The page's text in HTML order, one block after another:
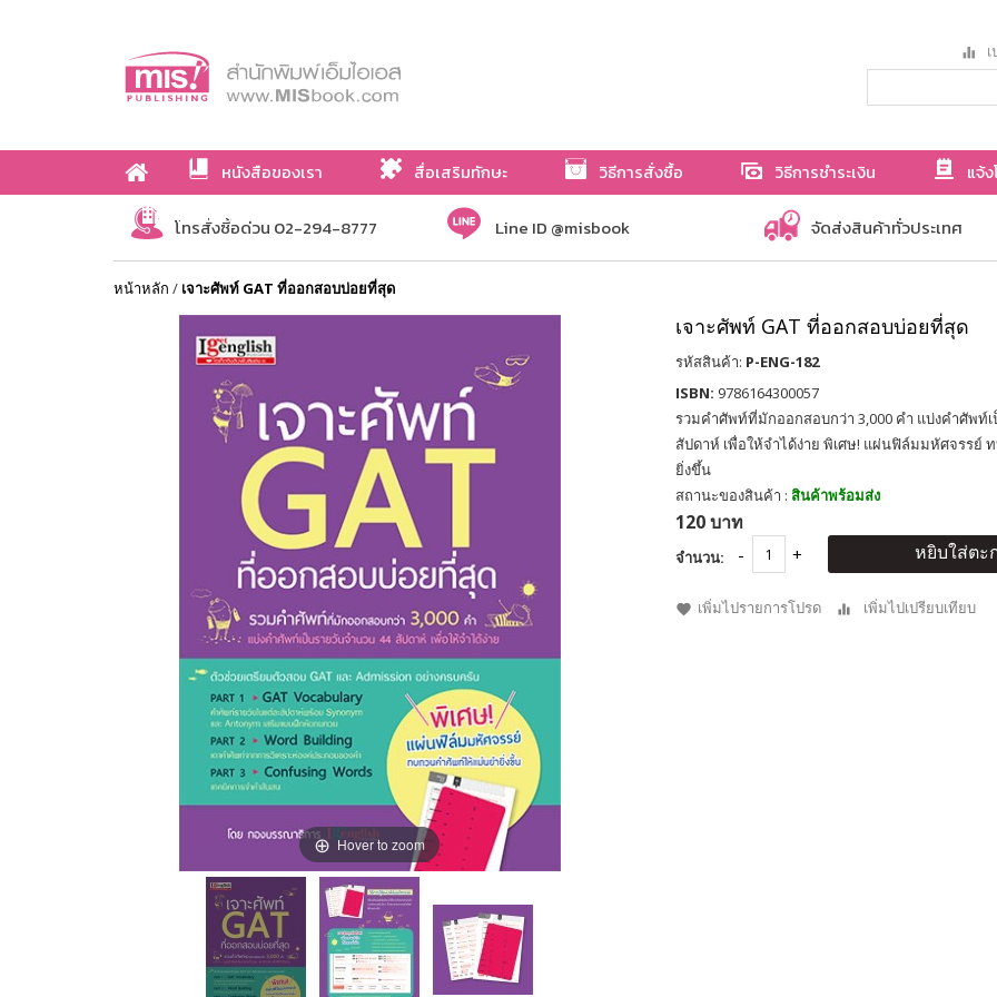
หนังสือของเรา สื่อเสริมทักษะ วิธีการสั่งซื้อ วิธีการชำระเงิน แจ้
เกี่ยวกับเรา
โทรสั่งซื้อด่วน 02-294-8777 Line ID @misbook จัดส่งสินค้าทั่วประเทศ
หน้าหลัก / เจาะศัพท์ GAT ที่ออกสอบบ่อยที่สุด
Hover to zoom
เจาะศัพท์ GAT ที่ออกสอบบ่อยที่สุด
รหัสสินค้า: P-ENG-182
ISBN: 9786164300057
รวมคำศัพท์ที่มักออกสอบกว่า 3,000 คำ แบ่งคำศัพท์
สัปดาห์ เพื่อให้จำได้ง่าย พิเศษ! แผ่นฟิล์มมหัศจรรย์
ยิ่งขึ้น
สถานะของสินค้า : สินค้าพร้อมส่ง
120 บาท
จำนวน: หยิบใส่ตะ
เพิ่มไปรายการโปรด เพิ่มไปเปรียบเทียบ